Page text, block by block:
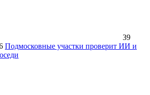
39
Подмосковные участки проверит ИИ и